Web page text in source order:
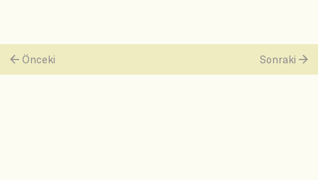
Önceki Sonraki